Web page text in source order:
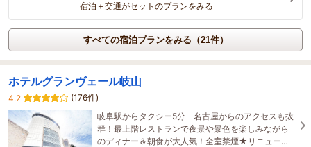
宿泊＋交通がセットのプランをみる
すべての宿泊プランをみる（21件）
ホテルグランヴェール岐山
4.2
(176件)
岐阜駅からタクシー5分 名古屋からのアクセスも抜
群！最上階レストランで夜景や景色を楽しみながら
のディナー＆朝食が大人気！全室禁煙★リニューア